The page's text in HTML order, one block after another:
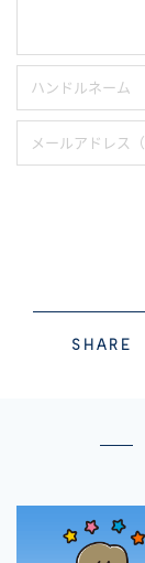
SHARE